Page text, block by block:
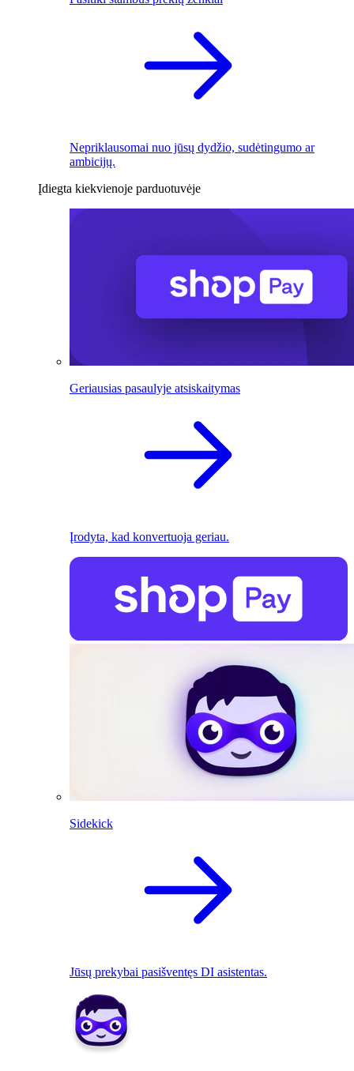
Nepriklausomai nuo jūsų dydžio, sudėtingumo ar
ambicijų.
Įdiegta kiekvienoje parduotuvėje
Geriausias pasaulyje atsiskaitymas
Įrodyta, kad konvertuoja geriau.
Sidekick
Jūsų prekybai pasišventęs DI asistentas.